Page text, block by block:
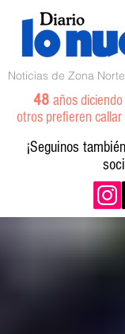
Noticias de Zona Norte
48 años
otros prefieren
¡Seguinos